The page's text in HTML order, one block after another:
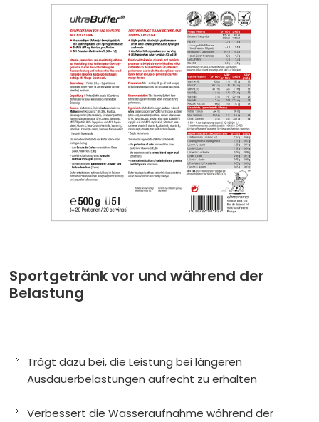
der Belastung
Bücher von Dr. Feil u. a.
Dr. Feil ProdukteFür eine gesundheitsbewusste
Pakete/Testpakete Teste günstig unsere Produkte
Artikel mit ultraSPORTS-Aufdruck
ultraSPORTS
Händler
Sportgetränk vor und während der
Belastung
Trägt dazu bei, die Leistung bei längeren
Ausdauerbelastungen aufrecht zu erhalten
Verbessert die Wasseraufnahme während der